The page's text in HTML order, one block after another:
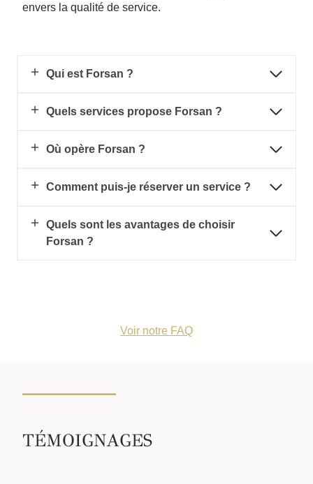
envers la qualité de service.
Qui est Forsan ?
Quels services propose Forsan ?
Où opère Forsan ?
Comment puis-je réserver un service ?
Quels sont les avantages de choisir
Forsan ?
Voir notre FAQ
TÉMOIGNAGES